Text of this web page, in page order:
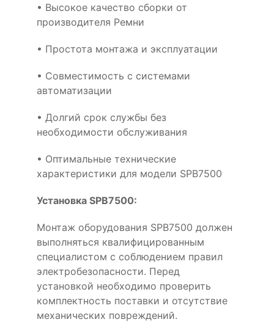
• Высокое качество сборки от
производителя Ремни
• Простота монтажа и эксплуатации
• Совместимость с системами
автоматизации
• Долгий срок службы без
необходимости обслуживания
• Оптимальные технические
характеристики для модели SPB7500
Установка SPB7500:
Монтаж оборудования SPB7500 должен
выполняться квалифицированным
специалистом с соблюдением правил
электробезопасности. Перед
установкой необходимо проверить
комплектность поставки и отсутствие
механических повреждений.